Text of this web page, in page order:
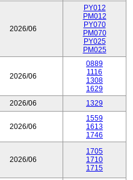
2026/06
PY012
PM012
PY070
PM070
PY025
PM025
2026/06
0889
1116
1308
1629
2026/06 1329
2026/06
1559
1613
1746
2026/06
1705
1710
1715